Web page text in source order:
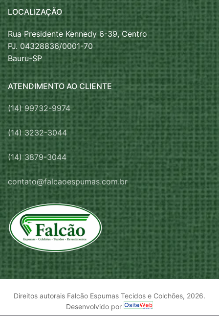
LOCALIZAÇÃO
Rua Presidente Kennedy 6-39, Centro
PJ. 04328836/0001-70
Bauru-SP
ATENDIMENTO AO CLIENTE
(14) 99732-9974
(14) 3232-3044
(14) 3879-3044
contato@falcaoespumas.com.br
Direitos autorais Falcão Espumas Tecidos e Colchões, 2026.
Desenvolvido por